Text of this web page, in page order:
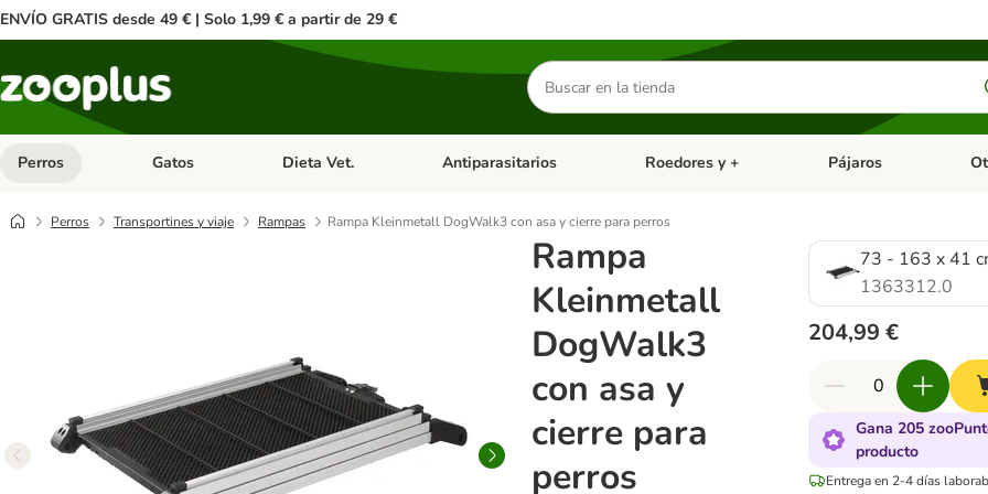
ENVÍO GRATIS desde 49 € | Solo 1,99 € a partir de 29 €
Buscar
productos
Perros Menú de categoria abierto: Perros
Gatos Menú de categoria abierto: Gatos
Dieta Vet. Menú de categoria abierto: Dieta Vet.
Antiparasitarios Menú de categoria abierto: Antiparasitarios
Roedores y + Menú de categoria
Pájaros
Perros Transportines y viaje Rampas Rampa Kleinmetall DogWalk3 con asa y cierre para perros
Rampa
Kleinmetall
DogWalk3
con asa y
cierre para
perros
73 - 163 x 41
1363312.0
204,99 €
Gana 205
producto
Entrega en 2-4 días